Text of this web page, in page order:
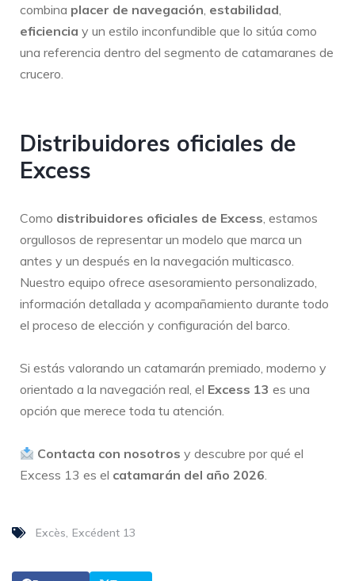
combina placer de navegación estabilidad
eficiencia y un estilo inconfundible que lo sitúa como
una referencia dentro del segmento de catamaranes de
crucero.
Distribuidores oficiales de
Excess
Como distribuidores oficiales de Excess , estamos
orgullosos de representar un modelo que marca un
antes y un después en la navegación multicasco.
Nuestro equipo ofrece asesoramiento personalizado,
información detallada y acompañamiento durante todo
el proceso de elección y configuración del barco.
Si estás valorando un catamarán premiado, moderno y
orientado a la navegación real, el Excess 13 es una
opción que merece toda tu atención.
Contacta con nosotros y descubre por qué el
Excess 13 es el catamarán del año 2026
Excès Excédent 13